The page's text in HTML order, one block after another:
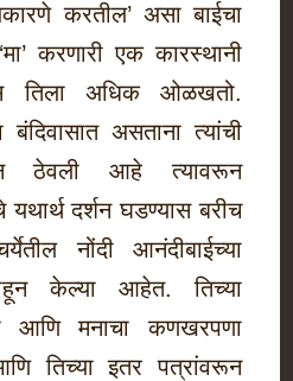
करतील’ असा बाईचा
करणारी एक कारस्थानी
तिला अधिक ओळखतो.
बंदिवासात असताना त्यांची
ठेवली आहे त्यावरून
यथार्थ दर्शन घडण्यास बरीच
नोंदी आनंदीबाईच्या
केल्या आहेत. तिच्या
आणि मनाचा कणखरपणा
तिच्या इतर पत्रांवरून